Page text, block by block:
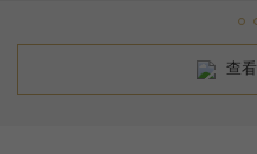
查